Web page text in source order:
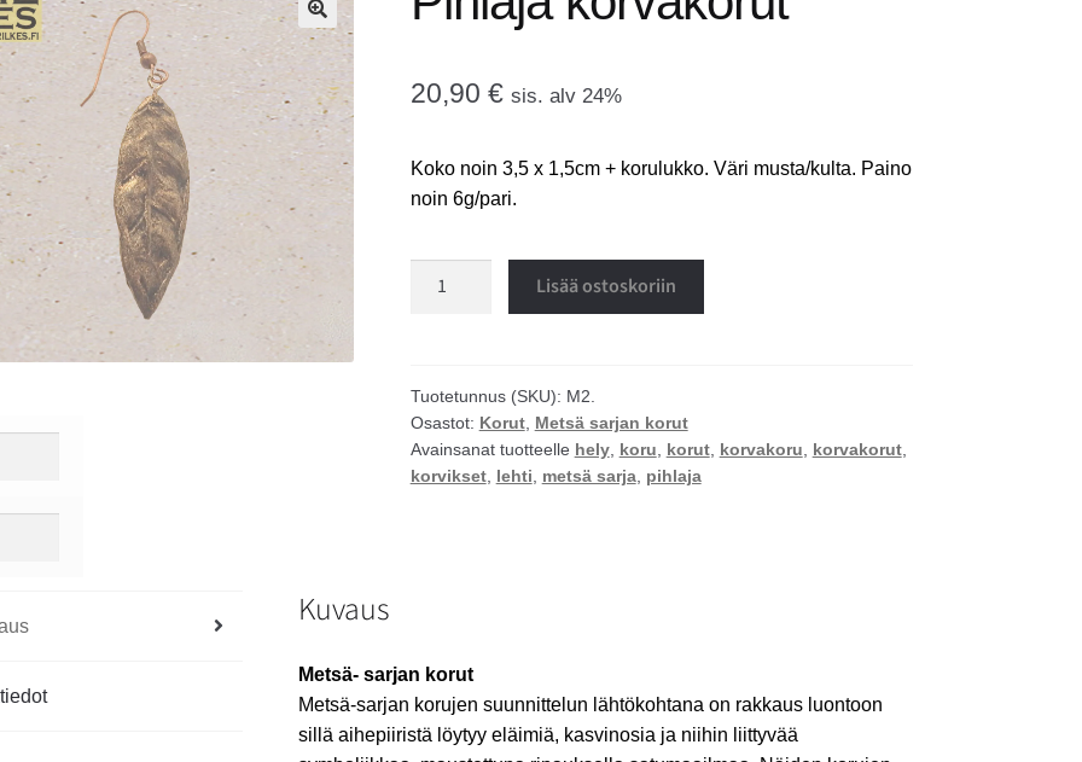
🔍
20,90 € sis. alv 24%
Koko noin 3,5 x 1,5cm + korulukko. Väri musta/kulta. Paino
noin 6g/pari.
Lisää ostoskoriin
Tuotetunnus (SKU): M2.
Osastot: Korut, Metsä sarjan korut
Avainsanat tuotteelle hely, koru korut, korvakoru korvakorut,
korvikset, lehti metsä sarja, pihlaja
Kuvaus
Metsä- sarjan korut
Metsä-sarjan korujen suunnittelun lähtökohtana on rakkaus luontoon
sillä aihepiiristä löytyy eläimiä, kasvinosia ja niihin liittyvää